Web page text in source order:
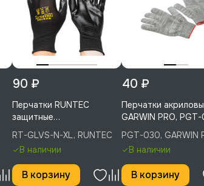
90 ₽
Перчатки RUNTEC
защитные
маслобензостойкие c
нитриловым покрытием,
XL, RT-GLVS-N-XL
RT-GLVS-N-XL, RUNTEC
В наличии
В корзину
40 ₽
Перчатки
GARWIN PRO,
PGT-030, GARWIN
В наличии
В корзину